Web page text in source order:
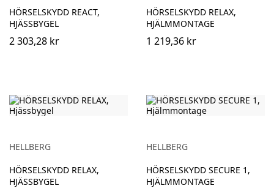
HÖRSELSKYDD REACT,
HJÄSSBYGEL
2 303,28 kr
HÖRSELSKYDD RELAX,
HJÄLMMONTAGE
1 219,36 kr
HELLBERG
HÖRSELSKYDD RELAX,
HJÄSSBYGEL
HELLBERG
HÖRSELSKYDD SECURE 1,
HJÄLMMONTAGE